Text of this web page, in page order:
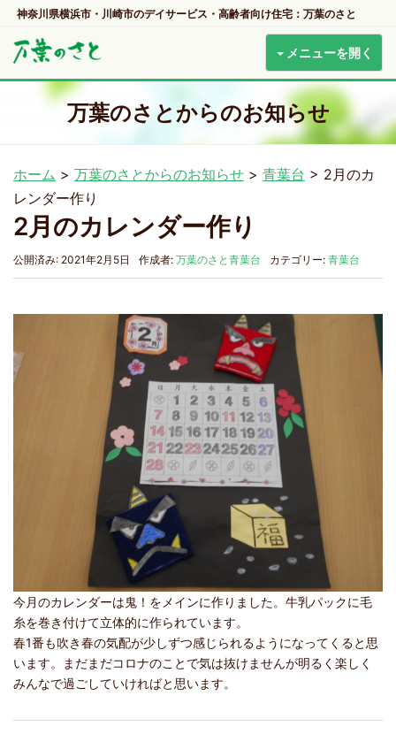
神奈川県横浜市・川崎市のデイサービス・高齢者向け住宅：万葉のさと
メニューを開く
万葉のさとからのお知らせ
ホーム > 万葉のさとからのお知らせ > 青葉台 > 2月のカ
レンダー作り
2月のカレンダー作り
公開済み: 2021年2月5日 作成者: 万葉のさと青葉台 カテゴリー: 青葉台
今月のカレンダーは鬼！をメインに作りました。牛乳パックに毛
糸を巻き付けて立体的に作られています。
春1番も吹き春の気配が少しずつ感じられるようになってくると思
います。まだまだコロナのことで気は抜けませんが明るく楽しく
みんなで過ごしていければと思います。